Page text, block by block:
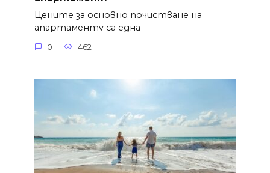
Цените за основно почистване на
апартаментv са една
0 462